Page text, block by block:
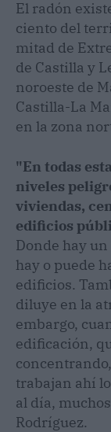
El radón
ciento del
mitad de
de Castilla y
noroeste de
Castilla-La
en la zona
"En todas
niveles
viviendas,
edificios
Donde hay
hay o puede
edificios.
diluye en la
embargo,
edificación,
trabajan ahí
al día,
Rodríguez.